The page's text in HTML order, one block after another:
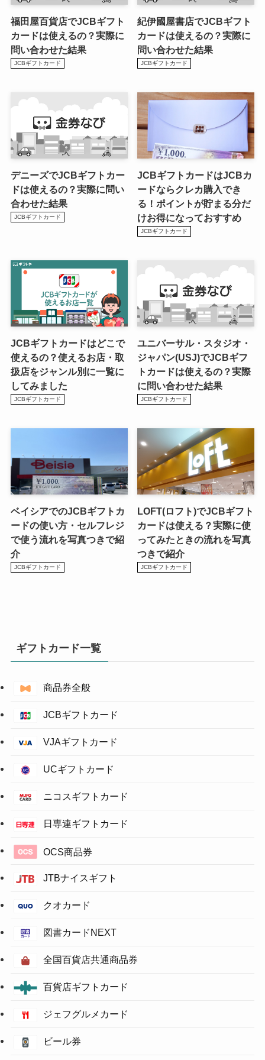
福田屋百貨店でJCBギフト
カードは使えるの？実際に
問い合わせた結果
JCBギフトカード
紀伊國屋書店でJCBギフト
カードは使えるの？実際に
問い合わせた結果
JCBギフトカード
デニーズでJCBギフトカー
ドは使えるの？実際に問い
合わせた結果
JCBギフトカード
JCBギフトカードはJCBカ
ードならクレカ購入でき
る！ポイントが貯まる分だ
けお得になっておすすめ
JCBギフトカード
JCBギフトカードはどこで
使えるの？使えるお店・取
扱店をジャンル別に一覧に
してみました
JCBギフトカード
ユニバーサル・スタジオ・
ジャパン(USJ)でJCBギフ
トカードは使えるの？実際
に問い合わせた結果
JCBギフトカード
ベイシアでのJCBギフトカ
ードの使い方・セルフレジ
で使う流れを写真つきで紹
介
JCBギフトカード
LOFT(ロフト)でJCBギフト
カードは使える？実際に使
ってみたときの流れを写真
つきで紹介
JCBギフトカード
ギフトカード一覧
商品券全般
JCBギフトカード
VJAギフトカード
UCギフトカード
ニコスギフトカード
日専連ギフトカード
OCS商品券
JTBナイスギフト
クオカード
図書カードNEXT
全国百貨店共通商品券
百貨店ギフトカード
ジェフグルメカード
ビール券